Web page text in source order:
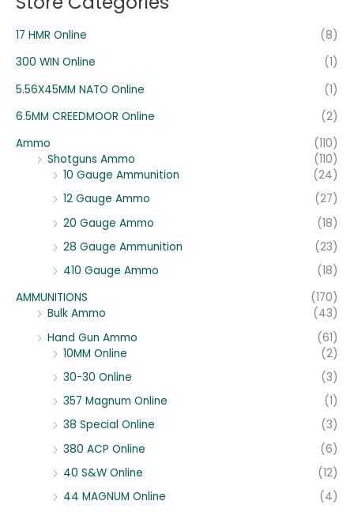
:
17 HMR Online
(8)
300 WIN Online
(1)
5.56X45MM NATO Online
(1)
6.5MM CREEDMOOR Online
(2)
Ammo
(110)
Shotguns Ammo
(110)
10 Gauge Ammunition
(24)
12 Gauge Ammo
(27)
20 Gauge Ammo
(18)
28 Gauge Ammunition
(23)
410 Gauge Ammo
(18)
AMMUNITIONS
(170)
Bulk Ammo
(43)
Hand Gun Ammo
(61)
10MM Online
(2)
30-30 Online
(3)
357 Magnum Online
(1)
38 Special Online
(3)
380 ACP Online
(6)
40 S&W Online
(12)
44 MAGNUM Online
(4)